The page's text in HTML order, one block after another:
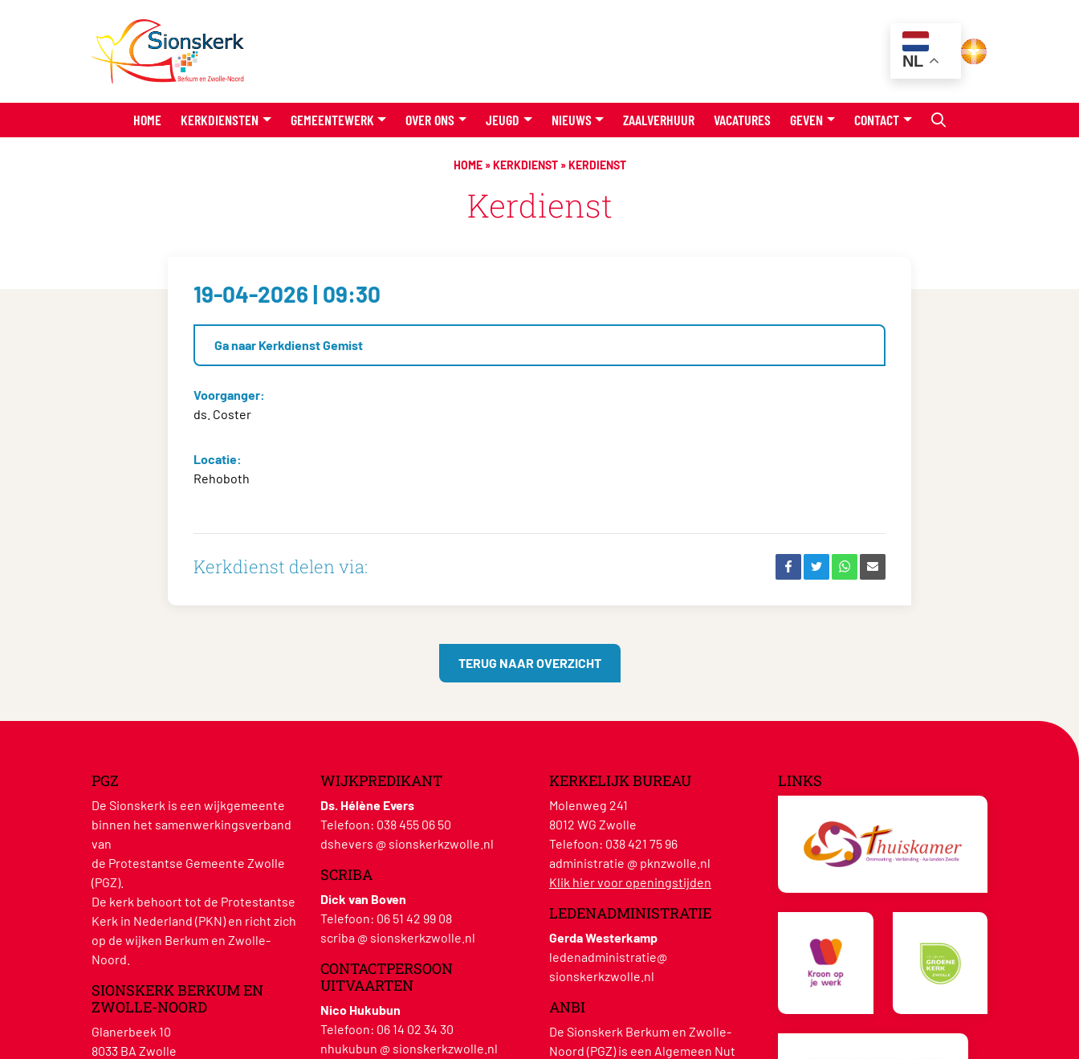
NL
HOME KERKDIENSTEN GEMEENTEWERK OVER ONS JEUGD NIEUWS ZAALVERHUUR VACATURES GEVEN CONTACT
HOME»KERKDIENST»KERDIENST
Kerdienst
19-04-2026 | 09:30
Ga naar Kerkdienst Gemist
Voorganger:
ds. Coster
Locatie:
Rehoboth
Kerkdienst delen via:
TERUG NAAR OVERZICHT
PGZ
De Sionskerk is een wijkgemeente
binnen het samenwerkingsverband
van
de Protestantse Gemeente Zwolle
(PGZ).
De kerk behoort tot de Protestantse
Kerk in Nederland (PKN) en richt zich
op de wijken Berkum en Zwolle-
Noord.
SIONSKERK BERKUM EN
ZWOLLE-NOORD
Glanerbeek 10
8033 BA Zwolle
WIJKPREDIKANT
Ds. Hélène Evers
Telefoon: 038 455 06 50
dshevers @ sionskerkzwolle.nl
SCRIBA
Dick van Boven
Telefoon: 06 51 42 99 08
scriba @ sionskerkzwolle.nl
CONTACTPERSOON
UITVAARTEN
Nico Hukubun
Telefoon: 06 14 02 34 30
nhukubun @ sionskerkzwolle.nl
KERKELIJK BUREAU
Molenweg 241
8012 WG Zwolle
Telefoon: 038 421 75 96
administratie @ pknzwolle.nl
Klik hier voor openingstijden
LEDENADMINISTRATIE
Gerda Westerkamp
ledenadministratie@
sionskerkzwolle.nl
ANBI
De Sionskerk Berkum en Zwolle-
Noord (PGZ) is een Algemeen Nut
LINKS